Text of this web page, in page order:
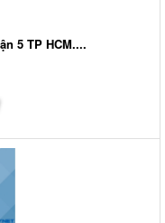
5 TP HCM....